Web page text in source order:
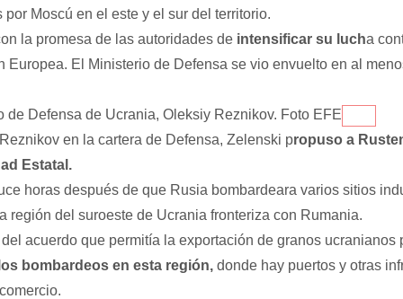
Moscú en el este y el sur del territorio.
la promesa de las autoridades de intensificar su lucha
Europea. El Ministerio de Defensa se vio envuelto en al
de Defensa de Ucrania, Oleksiy Reznikov. Foto EFE
en la cartera de Defensa, Zelenski propuso a
Estatal.
horas después de que Rusia bombardeara varios sitios
región del suroeste de Ucrania fronteriza con Rumania.
acuerdo que permitía la exportación de granos ucranianos
bombardeos en esta región, donde hay puertos y otras